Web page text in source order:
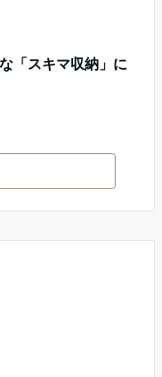
「スキマ収納」に